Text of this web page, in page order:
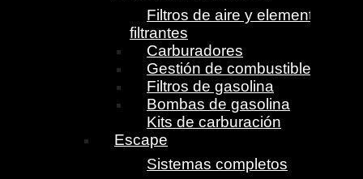
Filtros de aire y elementos
filtrantes
Carburadores
Gestión de combustible
Filtros de gasolina
Bombas de gasolina
Kits de carburación
Escape
Sistemas completos